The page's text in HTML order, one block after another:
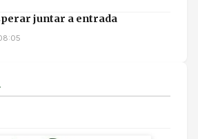
juntar a entrada